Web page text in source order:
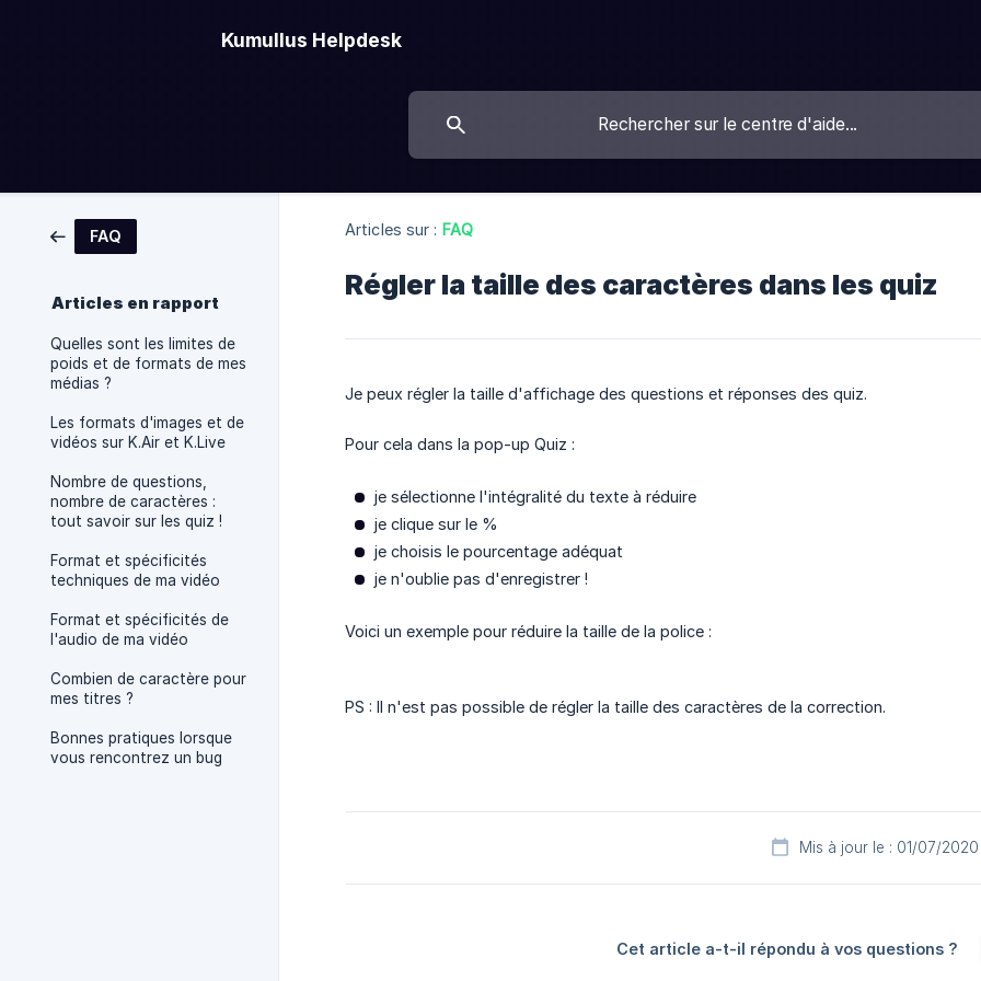
Kumullus Helpdesk
FAQ
Articles en rapport
Quelles sont les limites de
poids et de formats de mes
médias ?
Les formats d'images et de
vidéos sur K.Air et K.Live
Nombre de questions,
nombre de caractères :
tout savoir sur les quiz !
Format et spécificités
techniques de ma vidéo
Format et spécificités de
l'audio de ma vidéo
Combien de caractère pour
mes titres ?
Bonnes pratiques lorsque
vous rencontrez un bug
Articles sur : FAQ
Régler la taille des caractères dans les quiz
Je peux régler la taille d'affichage des questions et réponses des quiz.
Pour cela dans la pop-up Quiz :
je sélectionne l'intégralité du texte à réduire
je clique sur le %
je choisis le pourcentage adéquat
je n'oublie pas d'enregistrer !
Voici un exemple pour réduire la taille de la police :
PS : Il n'est pas possible de régler la taille des caractères de la correction.
Mis à jour le : 01/07/2020
Cet article a-t-il répondu à vos questions ?